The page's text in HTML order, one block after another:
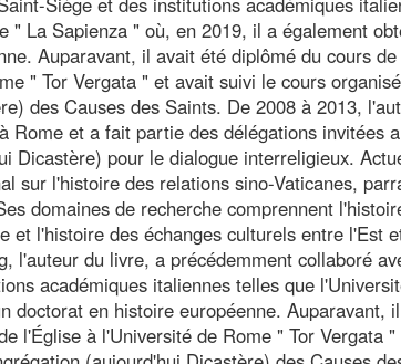
" La Sapienza " où, en 2019, il a également
Auparavant, il avait été diplômé du cours
" Tor Vergata " et avait suivi le cours
des Causes des Saints. De 2008 à 2013,
Rome et a fait partie des délégations invitées
Dicastère) pour le dialogue interreligieux.
sur l'histoire des relations sino-Vaticanes,
domaines de recherche comprennent
et l'histoire des échanges culturels entre l'Est
l'auteur du livre, a précédemment collaboré
académiques italiennes telles que
doctorat en histoire européenne.
l'Église à l'Université de Rome " Tor Vergata